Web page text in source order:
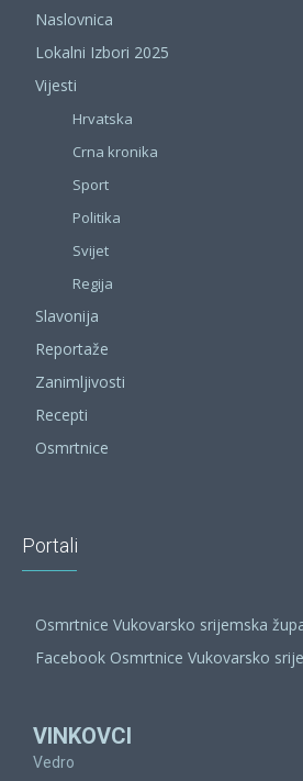
Naslovnica
Lokalni Izbori 2025
Vijesti
Hrvatska
Crna kronika
Sport
Politika
Svijet
Regija
Slavonija
Reportaže
Zanimljivosti
Recepti
Osmrtnice
Portali
Osmrtnice Vukovarsko srijemska
Facebook Osmrtnice Vukovarsko
VINKOVCI
Vedro